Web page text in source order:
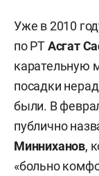
Уже в 2010
по РТАсгат
карательную
посадки
были. В
публично
Минниханов,
«больно